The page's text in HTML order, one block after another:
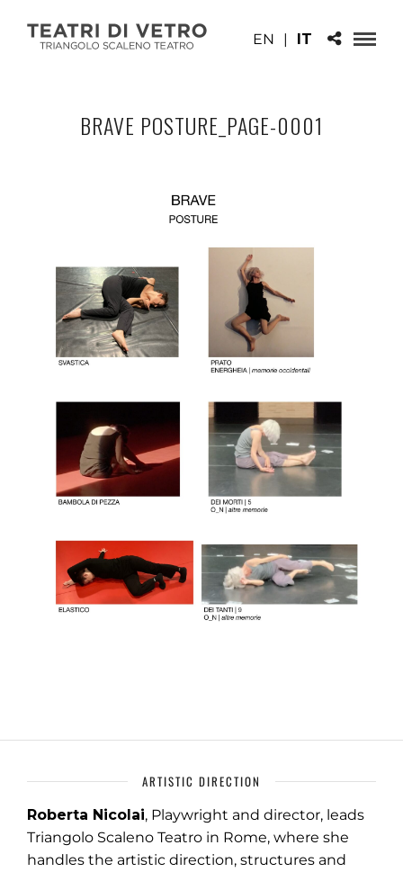
EN | IT
BRAVE POSTURE_PAGE-0001
ARTISTIC DIRECTION
Roberta Nicolai, Playwright and director, leads
Triangolo Scaleno Teatro in Rome, where she
handles the artistic direction, structures and